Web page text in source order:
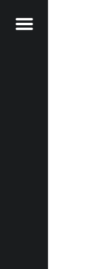
Menu